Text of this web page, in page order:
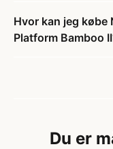
Hvor kan jeg købe
Platform Bamboo
Du er